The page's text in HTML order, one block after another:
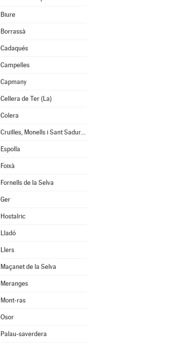
Biure
Borrassà
Cadaqués
Campelles
Capmany
Cellera de Ter (La)
Colera
Cruïlles, Monells i Sant Sadurní de l'Heura
Espolla
Foixà
Fornells de la Selva
Ger
Hostalric
Lladó
Llers
Maçanet de la Selva
Meranges
Mont-ras
Osor
Palau-saverdera